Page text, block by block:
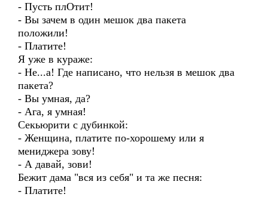
- Пусть плОтит!
- Вы зачем в один мешок два пакета
положили!
- Платите!
Я уже в кураже:
- Не...а! Где написано, что нельзя в мешок два
пакета?
- Вы умная, да?
- Ага, я умная!
Секьюрити с дубинкой:
- Женщина, платите по-хорошему или я
мениджера зову!
- А давай, зови!
Бежит дама "вся из себя" и та же песня:
- Платите!